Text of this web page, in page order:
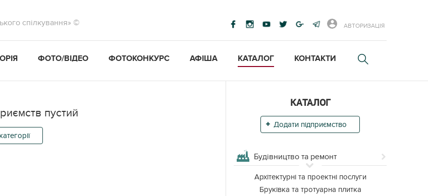
спілкування» © АВТОРИЗАЦІЯ
ФОТО/ВІДЕО ФОТОКОНКУРС АФІША КАТАЛОГ КОНТАКТИ
пустий
КАТАЛОГ
Додати підприємство
Будівництво та ремонт
Архітектурні та проектні послуги
Бруківка та тротуарна плитка